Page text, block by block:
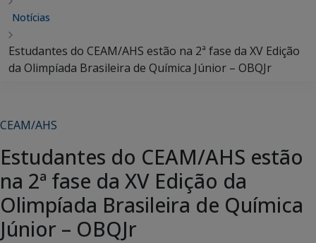
Notícias
Estudantes do CEAM/AHS estão na 2ª fase da XV Edição
da Olimpíada Brasileira de Química Júnior – OBQJr
CEAM/AHS
Estudantes do CEAM/AHS estão
na 2ª fase da XV Edição da
Olimpíada Brasileira de Química
Júnior – OBQJr